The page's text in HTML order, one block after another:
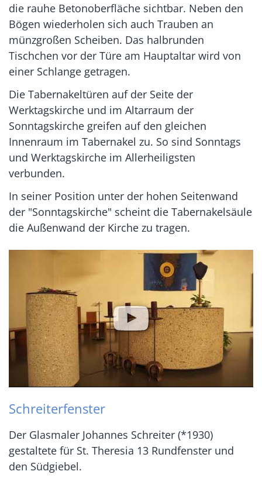
die rauhe Betonoberfläche sichtbar. Neben den
Bögen wiederholen sich auch Trauben an
münzgroßen Scheiben. Das halbrunden
Tischchen vor der Türe am Hauptaltar wird von
einer Schlange getragen.
Die Tabernakeltüren auf der Seite der
Werktagskirche und im Altarraum der
Sonntagskirche greifen auf den gleichen
Innenraum im Tabernakel zu. So sind Sonntags
und Werktagskirche im Allerheiligsten
verbunden.
In seiner Position unter der hohen Seitenwand
der "Sonntagskirche" scheint die Tabernakelsäule
die Außenwand der Kirche zu tragen.
Schreiterfenster
Der Glasmaler Johannes Schreiter (*1930)
gestaltete für St. Theresia 13 Rundfenster und
den Südgiebel.